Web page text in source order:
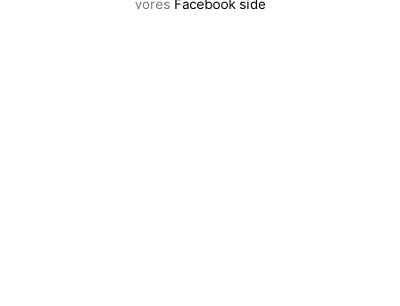
vores Facebook side